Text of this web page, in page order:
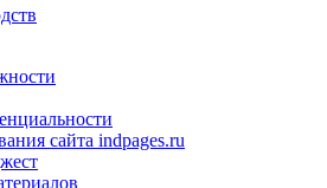
сайта indpages.ru